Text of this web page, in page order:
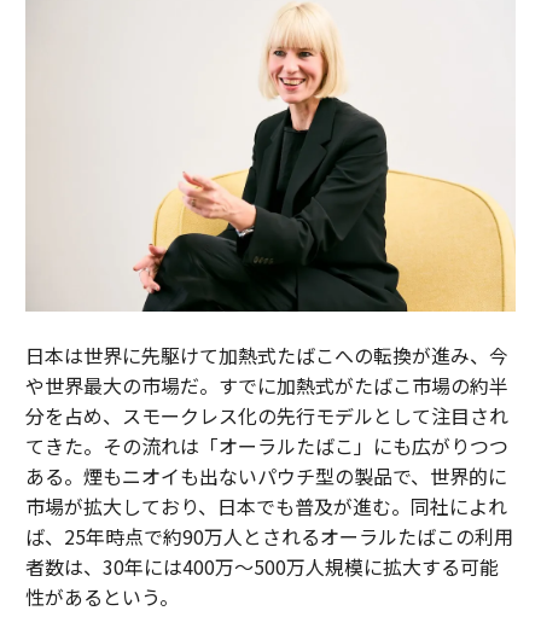
日本は世界に先駆けて加熱式たばこへの転換が進み、今
や世界最大の市場だ。すでに加熱式がたばこ市場の約半
分を占め、スモークレス化の先行モデルとして注目され
てきた。その流れは「オーラルたばこ」にも広がりつつ
ある。煙もニオイも出ないパウチ型の製品で、世界的に
市場が拡大しており、日本でも普及が進む。同社によれ
ば、25年時点で約90万人とされるオーラルたばこの利用
者数は、30年には400万～500万人規模に拡大する可能
性があるという。